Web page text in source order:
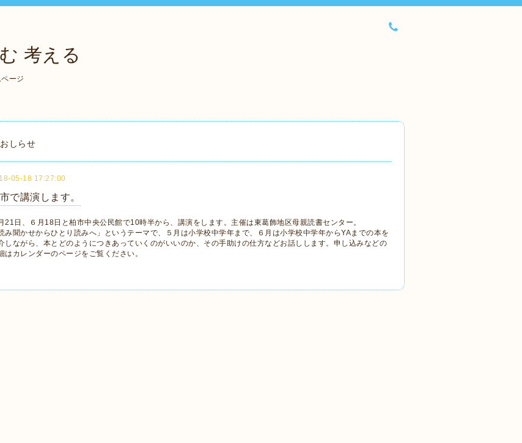
考える
ージ
おしらせ
05-18 17:27:00
で講演します。
21日、６月18日と柏市中央公民館で10時半から、講演をします。主催は東葛飾地区母親読書センター。
読み聞かせからひとり読みへ」というテーマで、５月は小学校中学年まで、６月は小学校中学年からYAまでの本を
しながら、本とどのようにつきあっていくのがいいのか、その手助けの仕方などお話しします。申し込みなどの
はカレンダーのページをご覧ください。